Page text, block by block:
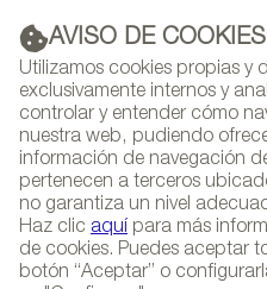
AVISO DE COOKIES
Utilizamos cookies propias y
exclusivamente internos y
controlar y entender cómo
nuestra web, pudiendo
información de navegación
pertenecen a terceros
no garantiza un nivel
Haz clic aquí para más
de cookies. Puedes aceptar
botón “Aceptar” o
PUBLICIDAD
NEWSLETTER